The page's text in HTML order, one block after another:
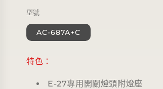
型號
AC-687A+C
特色：
E-27專用開關燈頭附燈座